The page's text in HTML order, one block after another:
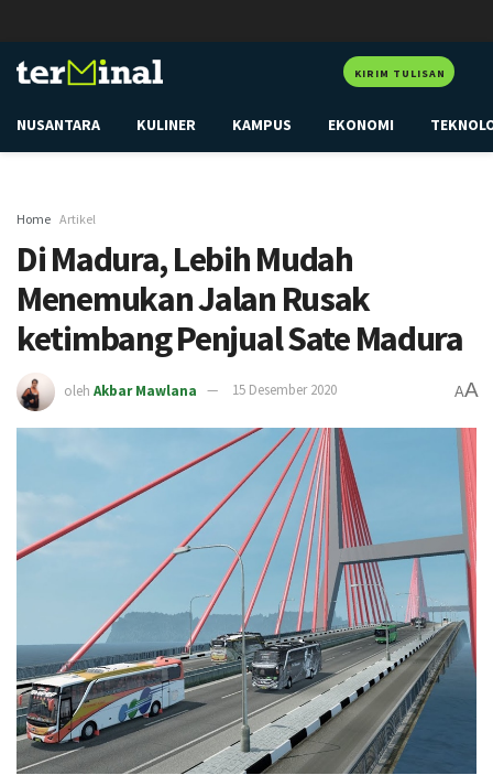
KIRIM TULISAN
NUSANTARA KULINER KAMPUS EKONOMI
Home Artikel
Di Madura, Lebih Mudah
Menemukan Jalan Rusak
ketimbang Penjual Sate Madura
oleh Akbar Mawlana 15 Desember 2020 AA